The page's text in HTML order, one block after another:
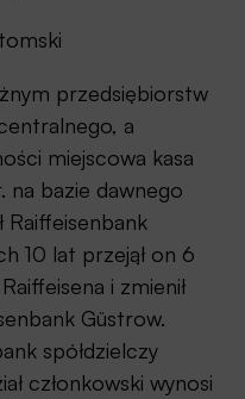
przedsiębiorstw
a
miejscowa kasa
na bazie dawnego
Raiffeisenbank
10 lat przejął on 6
i zmienił
Güstrow.
spółdzielczy
członkowski wynosi